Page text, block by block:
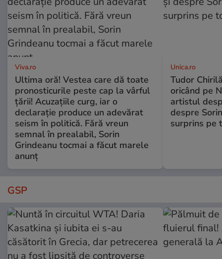
Viva.ro
Ultima oră! Vestea care dă toate
pronosticurile peste cap la vârful
țării! Acuzațiile curg, iar o
declarație produce un adevărat
seism în politică. Fără vreun
semnal în prealabil, Sorin
Grindeanu tocmai a făcut marele
anunț
Unica.ro
Tudor
oricând pe
artistul
despre
surprins pe
GSP